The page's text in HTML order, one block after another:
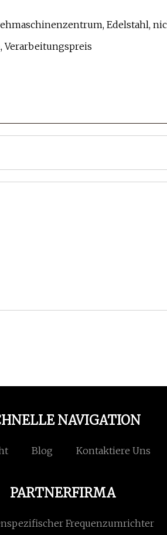
Edelstahl,
Verarbeitungspreis
NAVIGATION
Blog Kontaktiere Uns
PARTNERFIRMA
Frequenzumrichter